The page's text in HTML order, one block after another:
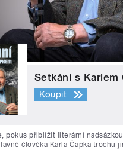
Setkání s Karlem
Koupit
pokus přiblížit literární
člověka Karla Čapka trochu